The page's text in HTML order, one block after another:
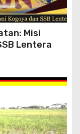
Misi
Lentera